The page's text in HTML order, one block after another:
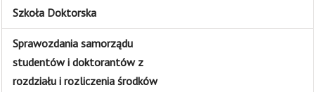
Szkoła Doktorska
Sprawozdania samorządu
studentów i doktorantów z
rozdziału i rozliczenia środków